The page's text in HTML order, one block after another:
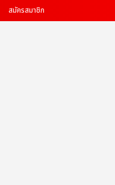
สมัครสมาชิก